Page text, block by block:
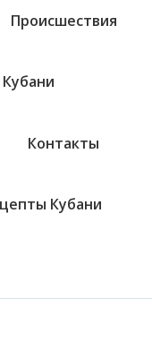
Происшествия
Контакты
Кубани